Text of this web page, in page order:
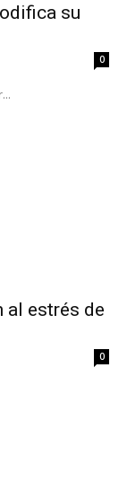
su
0
al estrés de
0